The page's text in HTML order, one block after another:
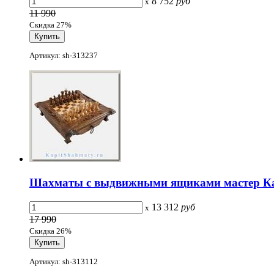
11 990
Скидка 27%
Артикул: sh-313237
Шахматы с выдвижными ящиками мастер
x 13 312 руб
17 990
Скидка 26%
Артикул: sh-313112